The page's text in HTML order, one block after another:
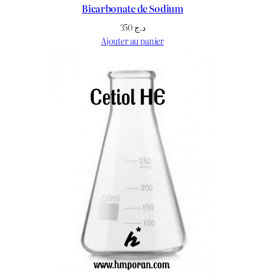
Bicarbonate de Sodium
د.ج
Ajouter au panier